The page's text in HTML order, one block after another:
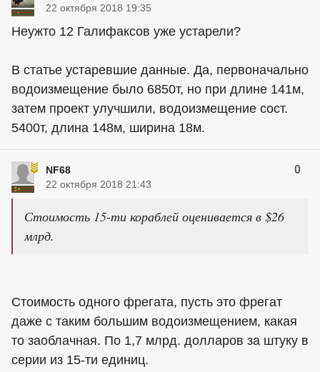
22 октября 2018 19:35
Неужто 12 Галифаксов уже устарели?
В статье устаревшие данные. Да, первоначально
водоизмещение было 6850т, но при длине 141м,
затем проект улучшили, водоизмещение сост.
5400т, длина 148м, ширина 18м.
NF68 0
22 октября 2018 21:43
Стоимость 15-ти кораблей оценивается в $26
млрд.
Стоимость одного фрегата, пусть это фрегат
даже с таким большим водоизмещением, какая
то заоблачная. По 1,7 млрд. долларов за штуку в
серии из 15-ти единиц.